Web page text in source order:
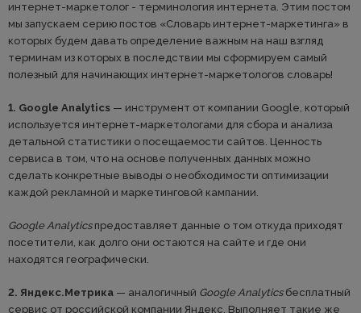
интернет-маркетолог - терминология интернета. Этим постом
мы запускаем серию постов «Словарь интернет-маркетинга» в
которых будем давать определение важным на наш взгляд
терминам из которых в последствии мы сформируем самый
полезный для начинающих интернет-маркетологов словарь!
1. Google Analytics — инструмент от компании Google, который
используется интернет-маркетологами для сбора и анализа
детальной статистики о посещаемости сайтов. Ценность
сервиса в том, что на основе полученных данных можно
сделать конкретные выводы о необходимости оптимизации
каждой рекламной и маркетинговой кампании.
Google Analyticsпредоставляет данные о том откуда приходят
посетители, как долго они остаются на сайте и где они
находятся географически.
2. Яндекс.Метрика — аналогичный Google Analyticsбесплатный
сервис от российской компании Яндекс. Выполняет такие же